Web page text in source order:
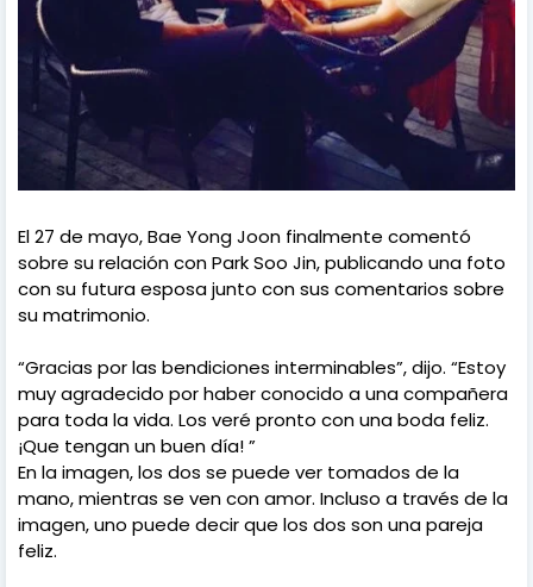
El 27 de mayo, Bae Yong Joon finalmente comentó
sobre su relación con Park Soo Jin, publicando una foto
con su futura esposa junto con sus comentarios sobre
su matrimonio.
“Gracias por las bendiciones interminables”, dijo. “Estoy
muy agradecido por haber conocido a una compañera
para toda la vida. Los veré pronto con una boda feliz.
¡Que tengan un buen día! ”
En la imagen, los dos se puede ver tomados de la
mano, mientras se ven con amor. Incluso a través de la
imagen, uno puede decir que los dos son una pareja
feliz.